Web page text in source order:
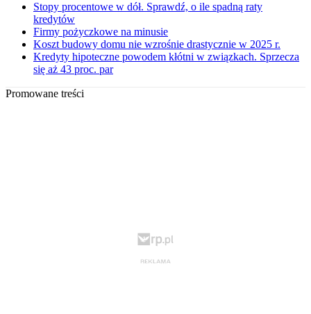
Stopy procentowe w dół. Sprawdź, o ile spadną raty
kredytów
Firmy pożyczkowe na minusie
Koszt budowy domu nie wzrośnie drastycznie w 2025 r.
Kredyty hipoteczne powodem kłótni w związkach. Sprzecza
się aż 43 proc. par
Promowane treści